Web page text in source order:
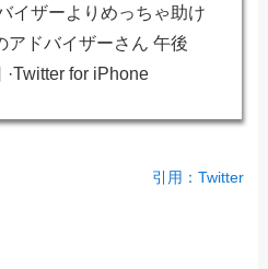
イザーよりめっちゃ助け
アドバイザーさん 午後
·Twitter for iPhone
引用：Twitter